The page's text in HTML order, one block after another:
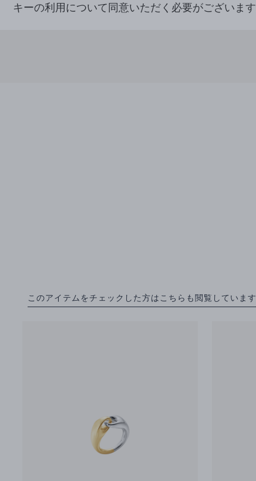
このアイテムをチェックした方はこちらも閲覧しています
キーの利用について同意いただく必要がございます